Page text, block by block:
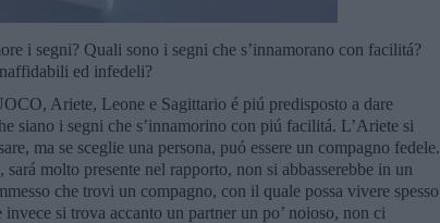
i segni? Quali sono i segni che s’innamorano con facilitá?
ed infedeli?
Ariete, Leone e Sagittario é piú predisposto a dare
siano i segni che s’innamorino con piú facilitá. L’Ariete si
ma se sceglie una persona, puó essere un compagno fedele.
molto presente nel rapporto, non si abbasserebbe in un
che trovi un compagno, con il quale possa vivere spesso
si trova accanto un partner un po’ noioso, non ci